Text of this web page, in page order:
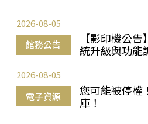
館務公告
【影印機公
統升級與功能
2026-08-05
電子資源
您可能被停權
庫！
2026-08-05